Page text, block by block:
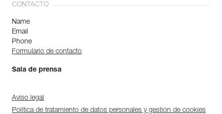
CONTACTO
Name
Email
Phone
Formulario de contacto
Sala de prensa
Aviso legal
Política de tratamiento de datos personales y gestión de cookies